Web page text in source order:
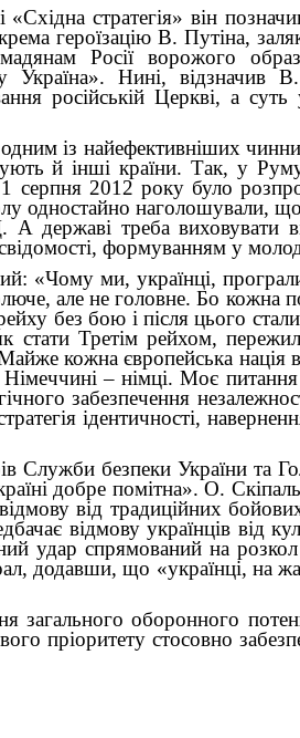
стратегія» він
героїзацію В. Путіна,
Росії ворожого
Україна». Нині, відзначив
російській Церкві, а суть
із найефективніших
й інші країни. Так, у
2012 року було
одностайно наголошували, що
державі треба виховувати
формуванням у
«Чому ми, українці,
але не головне. Бо
без бою і після цього
Третім рейхом,
кожна європейська
– німці. Моє
забезпечення
ідентичності,
Служби безпеки України та
добре помітна». О.
від традиційних
відмову українців від
удар спрямований на
додавши, що «українці, на
оборонного
пріоритету стосовно